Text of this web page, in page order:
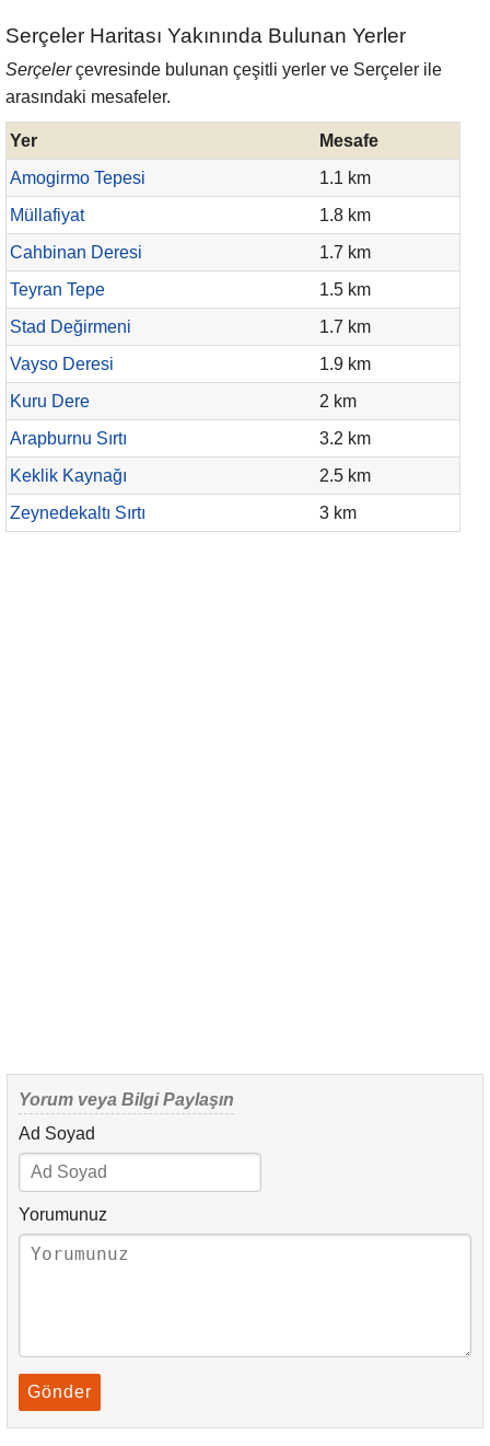
Serçeler Haritası Yakınında Bulunan Yerler
Serçelerçevresinde bulunan çeşitli yerler ve Serçeler ile
arasındaki mesafeler.
Yer
Mesafe
Amogirmo Tepesi
1.1 km
Müllafiyat
1.8 km
Cahbinan Deresi
1.7 km
Teyran Tepe
1.5 km
Stad Değirmeni
1.7 km
Vayso Deresi
1.9 km
Kuru Dere
2 km
Arapburnu Sırtı
3.2 km
Keklik Kaynağı
2.5 km
Zeynedekaltı Sırtı
3 km
Yorum veya Bilgi Paylaşın
Ad Soyad
Yorumunuz
Gönder